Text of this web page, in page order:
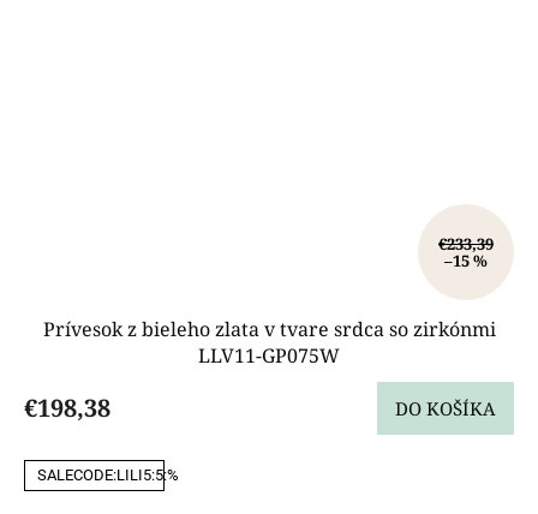
€233,39
–15 %
Prívesok z bieleho zlata v tvare srdca so zirkónmi
LLV11-GP075W
€198,38 DO KOŠÍKA
SALECODE:LILI5:5:%